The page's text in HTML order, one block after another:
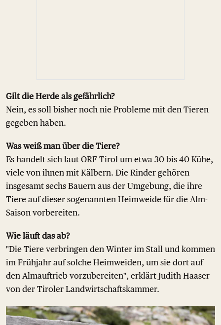
Gilt die Herde als gefährlich?
Nein, es soll bisher noch nie Probleme mit den Tieren
gegeben haben.
Was weiß man über die Tiere?
Es handelt sich laut ORF Tirol um etwa 30 bis 40 Kühe,
viele von ihnen mit Kälbern. Die Rinder gehören
insgesamt sechs Bauern aus der Umgebung, die ihre
Tiere auf dieser sogenannten Heimweide für die Alm-
Saison vorbereiten.
Wie läuft das ab?
"Die Tiere verbringen den Winter im Stall und kommen
im Frühjahr auf solche Heimweiden, um sie dort auf
den Almauftrieb vorzubereiten", erklärt Judith Haaser
von der Tiroler Landwirtschaftskammer.